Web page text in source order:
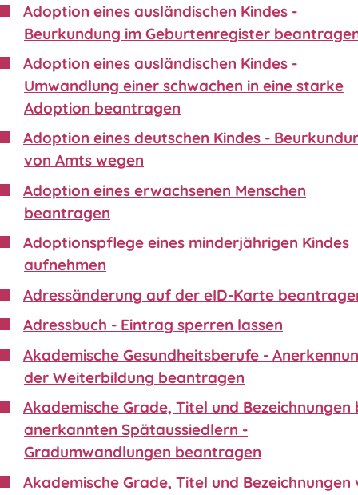
Adoption eines ausländischen Kindes -
Beurkundung im Geburtenregister
Adoption eines ausländischen Kindes -
Umwandlung einer schwachen in eine starke
Adoption beantragen
Adoption eines deutschen Kindes -
von Amts wegen
Adoption eines erwachsenen Menschen
beantragen
Adoptionspflege eines minderjährigen Kindes
aufnehmen
Adressänderung auf der eID-Karte
Adressbuch - Eintrag sperren lassen
Akademische Gesundheitsberufe -
der Weiterbildung beantragen
Akademische Grade, Titel und Bezeichnungen
anerkannten Spätaussiedlern -
Gradumwandlungen beantragen
Akademische Grade, Titel und Bezeichnungen